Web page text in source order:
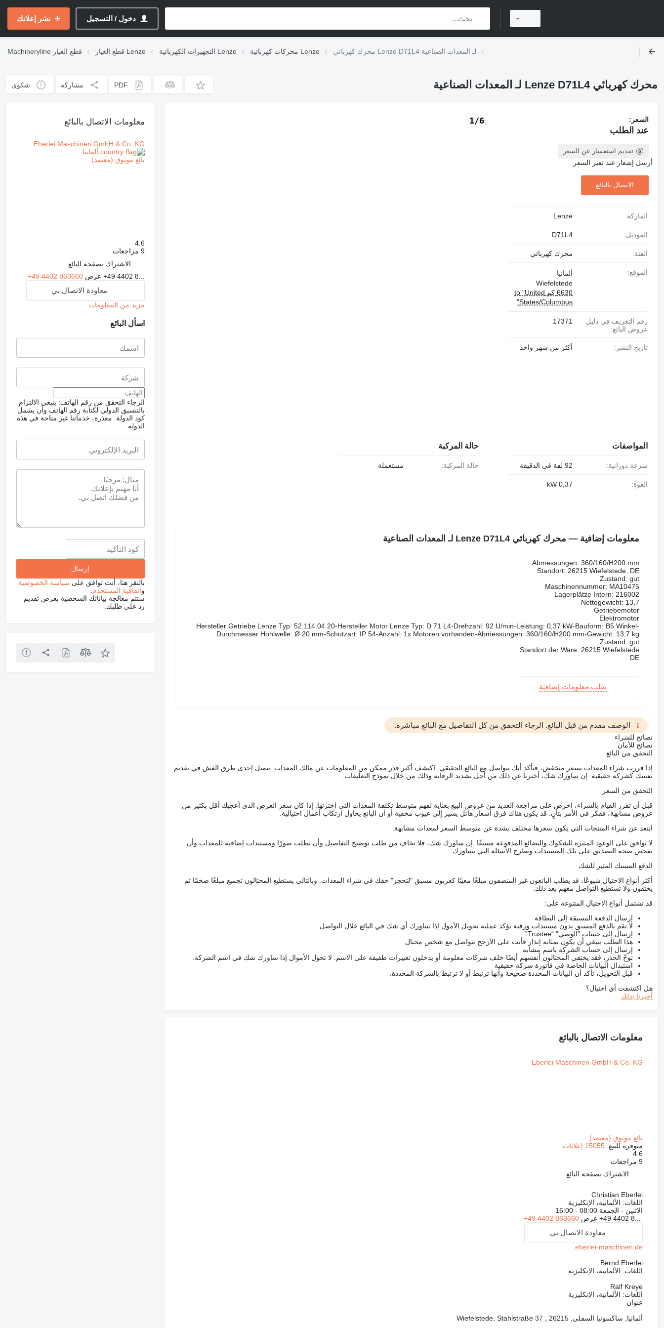
دخول / التسجيل نشر إعلانك
Machineryline قطع الغيار قطع الغيار Lenze التجهيزات الكهربائية Lenze محركات كهربائية Lenze محرك كهربائي Lenze D71L4 لـ المعدات الصناعية
محرك كهربائي Lenze D71L4 لـ المعدات الصناعية PDF مشاركة شكوى
1/6 السعر:
عند الطلب
تقديم استفسار عن السعر
أرسل إشعار عند تغير السعر
الاتصال بالبائع
الماركة: Lenze
الموديل: D71L4
الفئة: محرك كهربائي
الموقع:
ألمانيا
Wiefelstede
6630 كم to "United
States/Columbus"
رقم التعريف في دليل
عروض البائع:
17371
تاريخ النشر: أكثر من شهر واحد
المواصفات
سرعة دورانية: 92 لفة في الدقيقة
القوة: 0,37 kW
حالة المركبة
حالة المركبة: مستعملة
معلومات إضافية — محرك كهربائي Lenze D71L4 لـ المعدات الصناعية
Abmessungen: 360/160/H200 mm
Standort: 26215 Wiefelstede, DE
Zustand: gut
Maschinennummer: MA10475
Lagerplätze Intern: 216002
Nettogewicht: 13,7
Getriebemotor
Elektromotor
Hersteller Getriebe Lenze Typ: 52.114.04.20-Hersteller Motor Lenze Typ: D 71 L4-Drehzahl: 92 U/min-Leistung: 0,37 kW-Bauform: B5 Winkel-
Durchmesser Hohlwelle: Ø 20 mm-Schutzart: IP 54-Anzahl: 1x Motoren vorhanden-Abmessungen: 360/160/H200 mm-Gewicht: 13,7 kg
Zustand: gut
Standort der Ware: 26215 Wiefelstede
DE
طلب معلومات إضافية
الوصف مقدم من قبل البائع. الرجاء التحقق من كل التفاصيل مع البائع مباشرة.
نصائح للشراء
نصائح للأمان
التحقق من البائع
إذا قررت شراء المعدات بسعر منخفض، فتأكد أنك تتواصل مع البائع الحقيقي. اكتشف أكبر قدر ممكن من المعلومات عن مالك المعدات. تتمثل إحدى طرق الغش في تقديم
نفسك كشركة حقيقية. إن ساورك شك، أخبرنا عن ذلك من أجل تشديد الرقابة وذلك من خلال نموذج التعليقات.
التحقق من السعر
قبل أن تقرر القيام بالشراء، احرص على مراجعة العديد من عروض البيع بعناية لفهم متوسط تكلفة المعدات التي اخترتها. إذا كان سعر العرض الذي أعجبك أقل بكثير من
عروض مشابهة، ففكر في الأمر بتأنٍ. قد يكون هناك فرق أسعار هائل يشير إلى عيوب مخفية أو أن البائع يحاول ارتكاب أعمال احتيالية.
ابتعد عن شراء المنتجات التي يكون سعرها مختلف بشدة عن متوسط السعر لمعدات مشابهة.
لا توافق على الوعود المثيرة للشكوك والبضائع المدفوعة مسبقًا. إن ساورك شك، فلا تخاف من طلب توضيح التفاصيل وأن تطلب صورًا ومستندات إضافية للمعدات وأن
تفحص صحة التصديق على تلك المستندات وتطرح الأسئلة التي تساورك.
الدفع المسبك المثير للشك
أكثر أنواع الاحتيال شيوعًا، قد يطلب البائعون غير المنصفون مبلغًا معينًا كعربون مسبق "لتحجز" حقك في شراء المعدات. وبالتالي يستطيع المحتالون تجميع مبلغًا ضخمًا ثم
يختفون ولا تستطيع التواصل معهم بعد ذلك.
قد تشتمل أنواع الاحتيال المتنوعة على:
إرسال الدفعة المسبقة إلى البطاقة
لا تقم بالدفع المسبق بدون مستندات ورقية تؤكد عملية تحويل الأمول إذا ساورك أي شك في البائع خلال التواصل.
إرسال إلى حساب "الوصي" “Trustee”
هذا الطلب ينبغي أن يكون بمثابه إنذار فأنت على الأرجح تتواصل مع شخص محتال.
إرسال إلى حساب الشركة باسم مشابه
توخّ الحذر، فقد يختفي المحتالون أنفسهم أيضًا خلف شركات معلومة أو يدخلون تغييرات طفيفة على الاسم. لا تحول الأموال إذا ساورك شك في اسم الشركة.
استبدال البيانات الخاصة في فاتورة شركة حقيقية
قبل التحويل، تأكد أن البيانات المحددة صحيحة وأنها ترتبط أو لا ترتبط بالشركة المحددة.
هل اكتشفت أي احتيال؟
أخبرنا بذلك
معلومات الاتصال بالبائع
Eberlei Maschinen GmbH & Co. KG
بائع موثوق (معتمد)
متوفرة للبيع: 15055 إعلانات
4.6
9 مراجعات
الاشتراك بصفحة البائع
Christian Eberlei
اللغات: الألمانية، الإنكليزية
الاثنين - الجمعة 08:00 - 16:00
+49 4402 8... عرض +49 4402 863660
معاودة الاتصال بي
eberlei-maschinen.de
Bernd Eberlei
اللغات: الألمانية، الإنكليزية
Ralf Kreye
اللغات: الألمانية، الإنكليزية
عنوان
ألمانيا, ساكسونيا السفلى, 26215 , Wiefelstede, Stahlstraße 37
معلومات الاتصال بالبائع
Eberlei Maschinen GmbH & Co. KG
ألمانيا
بائع موثوق (معتمد)
4.6
9 مراجعات
الاشتراك بصفحة البائع
+49 4402 8... عرض+49 4402 863660
معاودة الاتصال بي
مزيد من المعلومات
اسأل البائع
الرجاء التحقق من رقم الهاتف: ينبغي الالتزام
بالتنسيق الدولي لكتابة رقم الهاتف وأن يشمل
كود الدولة.
معذرة، خدماتنا غير متاحة في هذه
الدولة
بالنقر هنا، أنت توافق على سياسة الخصوصية
واتفاقية المستخدم
ستتم معالجة بياناتك الشخصية بغرض تقديم
رد على طلبك.